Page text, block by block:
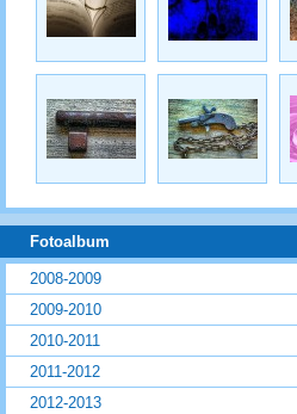
Fotoalbum
2008-2009
2009-2010
2010-2011
2011-2012
2012-2013